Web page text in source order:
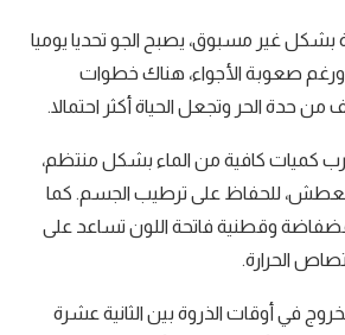
بشكل غير مسبوق، يصبح الجو تحديا يوميا
صعوبة الأجواء، هناك خطوات
حدة الحر وتجعل الحياة أكثر احتمالا.
كميات كافية من الماء بشكل منتظم،
للحفاظ على ترطيب الجسم. كما
وقطنية فاتحة اللون تساعد على
الحرارة.
في أوقات الذروة بين الثانية عشرة